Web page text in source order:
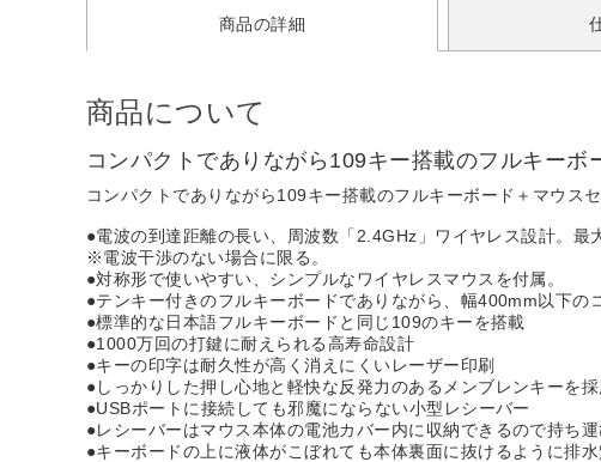
商品の詳細
商品について
コンパクトでありながら109キー搭載のフルキーボ
コンパクトでありながら109キー搭載のフルキーボード＋マウス
●電波の到達距離の長い、周波数「2.4GHz」ワイヤレス設計。最
※電波干渉のない場合に限る。
●対称形で使いやすい、シンプルなワイヤレスマウスを付属。
●テンキー付きのフルキーボードでありながら、幅400mm以下の
●標準的な日本語フルキーボードと同じ109のキーを搭載
●1000万回の打鍵に耐えられる高寿命設計
●キーの印字は耐久性が高く消えにくいレーザー印刷
●しっかりした押し心地と軽快な反発力のあるメンブレンキーを採
●USBポートに接続しても邪魔にならない小型レシーバー
●レシーバーはマウス本体の電池カバー内に収納できるので持ち運
●キーボードの上に液体がこぼれても本体裏面に抜けるように排